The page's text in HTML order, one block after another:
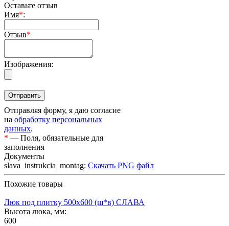
Оставьте отзыв
Имя*:
Отзыв*
Изображения:
Отправляя форму, я даю согласие
на обработку персональных
данных.
* — Поля, обязательные для
заполнения
Документы
slava_instrukcia_montag: Скачать PNG файл
Похожие товары
Люк под плитку 500х600 (ш*в) СЛАВА
Высота люка, мм:
600